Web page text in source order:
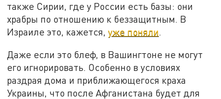
также Сирии, где у России есть базы: они
храбры по отношению к беззащитным. В
Израиле это, кажется,уже поняли.
Даже если это блеф, в Вашингтоне не могут
его игнорировать. Особенно в условиях
раздрая дома и приближающегося краха
Украины, что после Афганистана будет для